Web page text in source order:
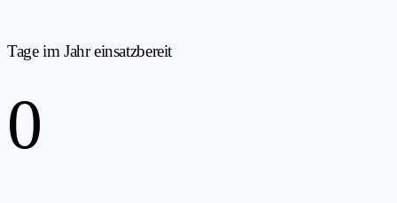
Tage im Jahr einsatzbereit
0